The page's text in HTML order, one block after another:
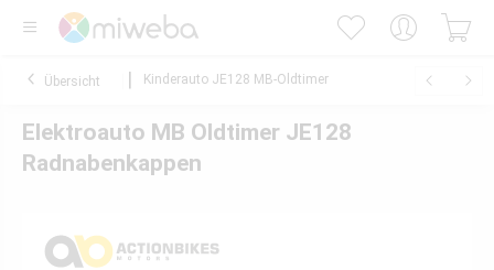
Übersicht Kinderauto JE128 MB-Oldtimer
Elektroauto MB Oldtimer JE128
Radnabenkappen